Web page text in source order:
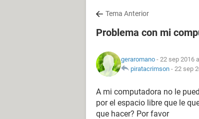
Tema Anterior
Problema con mi
geraromano - 22 sep 2016
piratacrimson - 22 sep
A mi computadora no le
por el espacio libre que le
que hacer? Por favor